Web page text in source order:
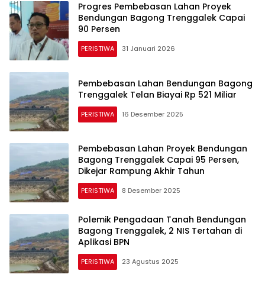
Progres Pembebasan Lahan Proyek
Bendungan Bagong Trenggalek Capai
90 Persen
PERISTIWA 31 Januari 2026
Pembebasan Lahan Bendungan Bagong
Trenggalek Telan Biayai Rp 521 Miliar
PERISTIWA 16 Desember 2025
Pembebasan Lahan Proyek Bendungan
Bagong Trenggalek Capai 95 Persen,
Dikejar Rampung Akhir Tahun
PERISTIWA 8 Desember 2025
Polemik Pengadaan Tanah Bendungan
Bagong Trenggalek, 2 NIS Tertahan di
Aplikasi BPN
PERISTIWA 23 Agustus 2025